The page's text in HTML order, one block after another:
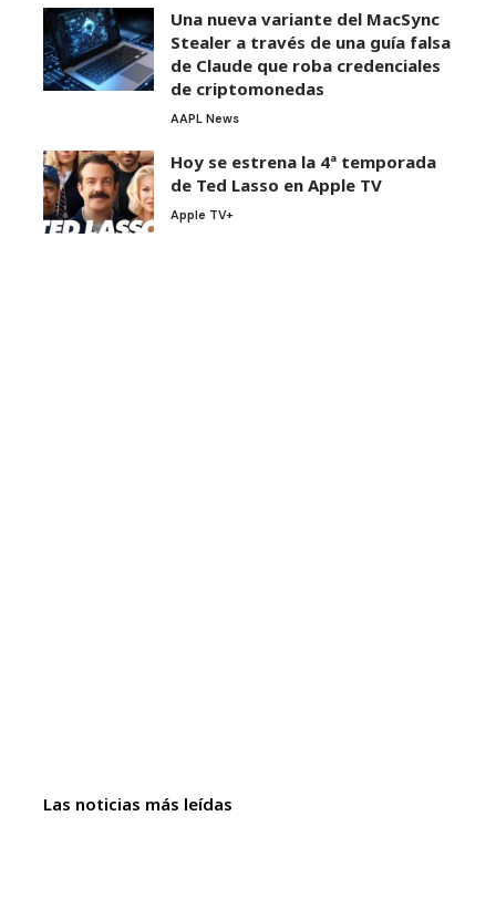
Una nueva variante del MacSync
Stealer a través de una guía falsa
de Claude que roba credenciales
de criptomonedas
AAPL News
Hoy se estrena la 4ª temporada
de Ted Lasso en Apple TV
Apple TV+
Las noticias más leídas